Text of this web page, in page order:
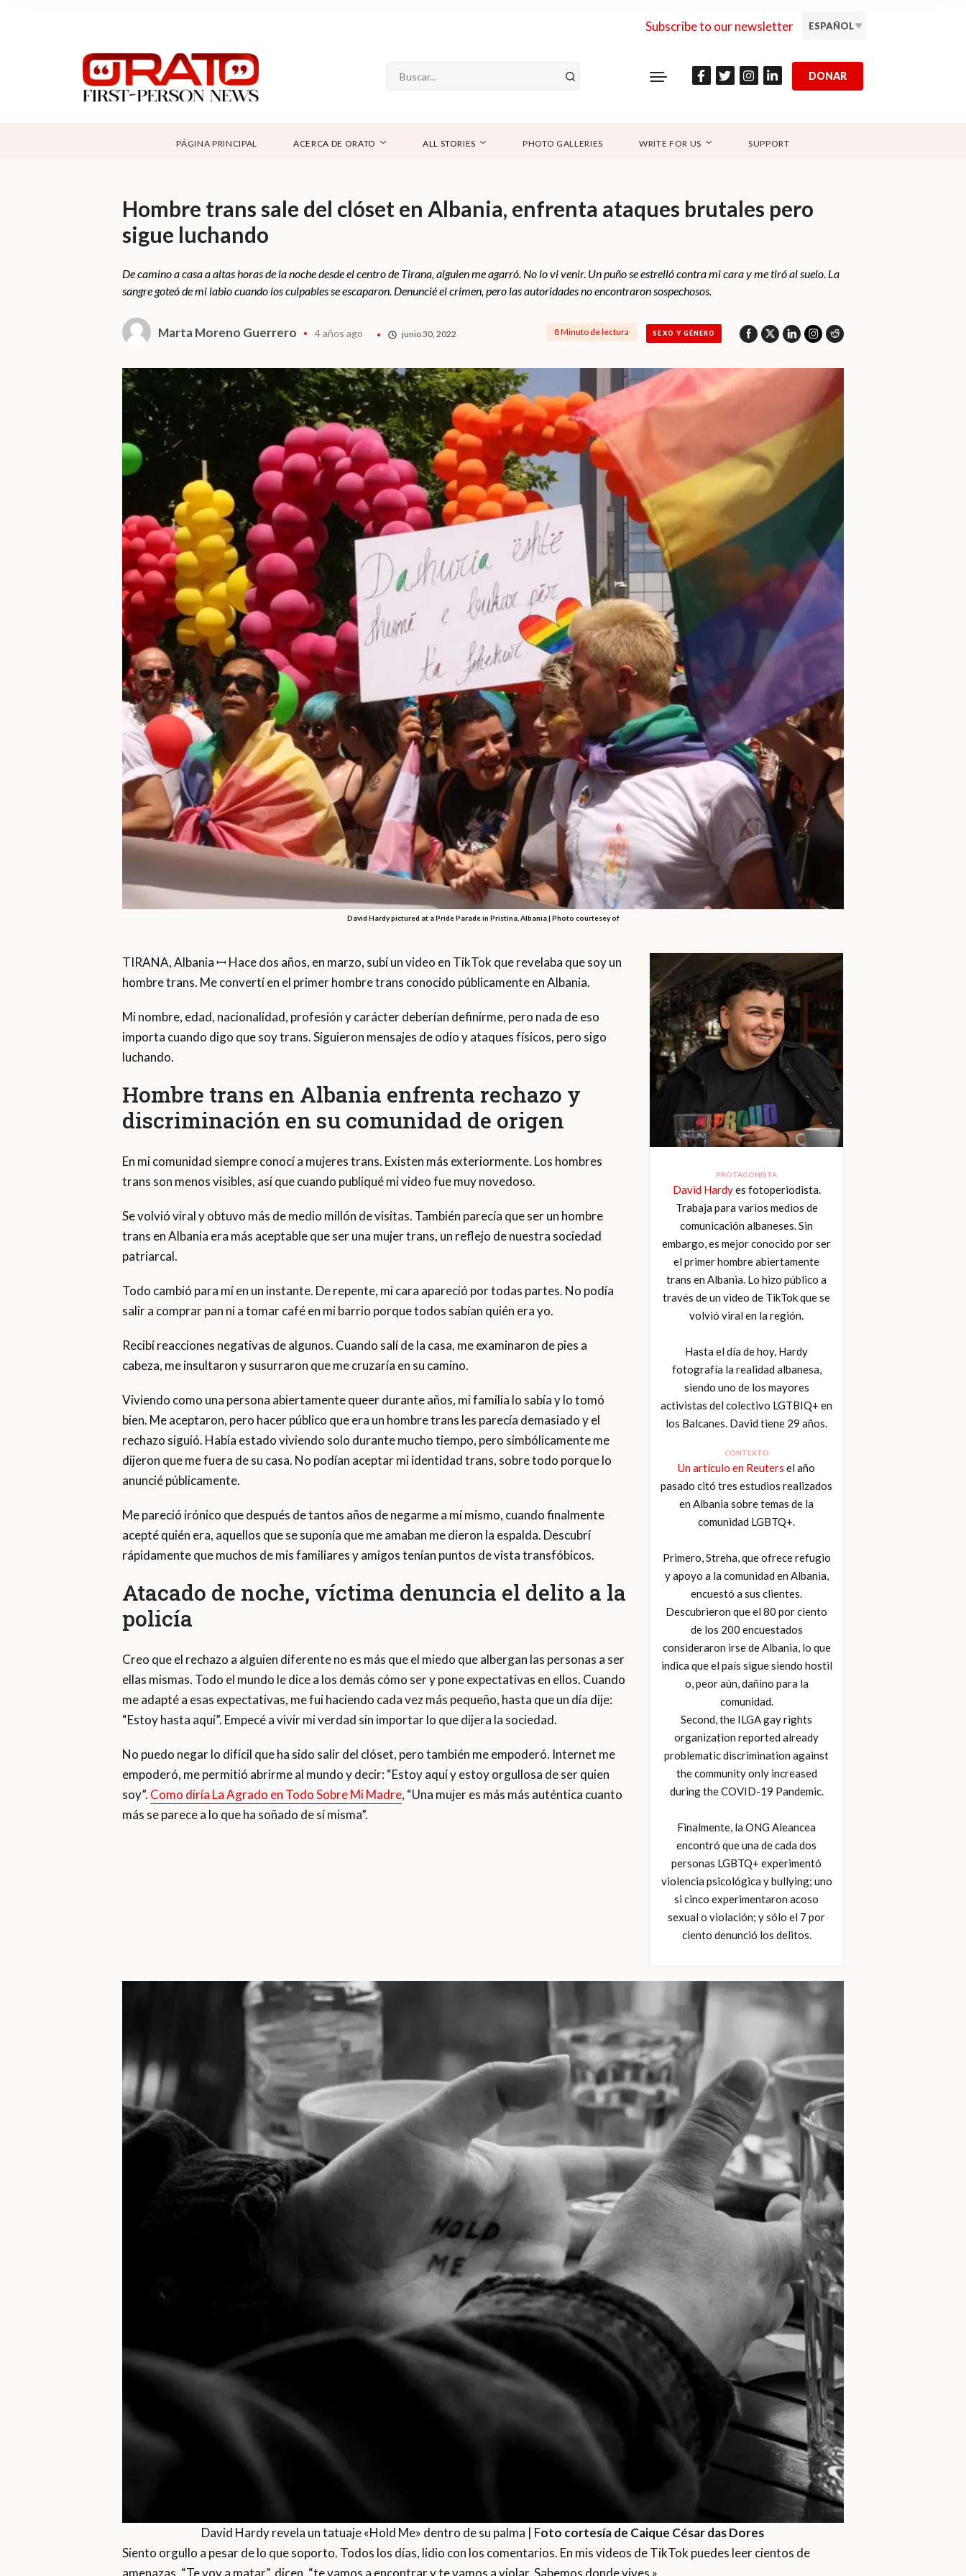
Subscribe to our newsletter ESPAÑOL
SUPPORT
CONTÁCTANOS
DONAR
PÁGINA PRINCIPAL ACERCA DE ORATO ALL STORIES PHOTO GALLERIES WRITE FOR US SUPPORT
Hombre trans sale del clóset en Albania, enfrenta ataques brutales pero
sigue luchando
De camino a casa a altas horas de la noche desde el centro de Tirana, alguien me agarró. No lo vi venir. Un puño se estrelló contra mi cara y me tiró al suelo. La
sangre goteó de mi labio cuando los culpables se escaparon. Denuncié el crimen, pero las autoridades no encontraron sospechosos.
Marta Moreno Guerrero 4 años ago junio 30, 2022 8 Minuto de lectura SEXO Y GÉNERO
David Hardy pictured at a Pride Parade in Pristina, Albania | Photo courtesey of
PROTAGONISTA
David Hardyes fotoperiodista.
Trabaja para varios medios de
comunicación albaneses. Sin
embargo, es mejor conocido por ser
el primer hombre abiertamente
trans en Albania. Lo hizo público a
través de un video de TikTok que se
volvió viral en la región.
Hasta el día de hoy, Hardy
fotografía la realidad albanesa,
siendo uno de los mayores
activistas del colectivo LGTBIQ+ en
los Balcanes. David tiene 29 años.
CONTEXTO
Un artículo en Reuters el año
pasado citó tres estudios realizados
en Albania sobre temas de la
comunidad LGBTQ+.
Primero, Streha, que ofrece refugio
y apoyo a la comunidad en Albania,
encuestó a sus clientes.
Descubrieron que el 80 por ciento
de los 200 encuestados
consideraron irse de Albania, lo que
indica que el país sigue siendo hostil
o, peor aún, dañino para la
comunidad.
Second, the ILGA gay rights
organization reported already
problematic discrimination against
the community only increased
during the COVID-19 Pandemic.
Finalmente, la ONG Aleancea
encontró que una de cada dos
personas LGBTQ+ experimentó
violencia psicológica y bullying; uno
si cinco experimentaron acoso
sexual o violación; y sólo el 7 por
ciento denunció los delitos.
TIRANA, Albania ꟷ Hace dos años, en marzo, subí un video en TikTok que revelaba que soy un
hombre trans. Me convertí en el primer hombre trans conocido públicamente en Albania.
Mi nombre, edad, nacionalidad, profesión y carácter deberían definirme, pero nada de eso
importa cuando digo que soy trans. Siguieron mensajes de odio y ataques físicos, pero sigo
luchando.
Hombre trans en Albania enfrenta rechazo y
discriminación en su comunidad de origen
En mi comunidad siempre conocí a mujeres trans. Existen más exteriormente. Los hombres
trans son menos visibles, así que cuando publiqué mi video fue muy novedoso.
Se volvió viral y obtuvo más de medio millón de visitas. También parecía que ser un hombre
trans en Albania era más aceptable que ser una mujer trans, un reflejo de nuestra sociedad
patriarcal.
Todo cambió para mí en un instante. De repente, mi cara apareció por todas partes. No podía
salir a comprar pan ni a tomar café en mi barrio porque todos sabían quién era yo.
Recibí reacciones negativas de algunos. Cuando salí de la casa, me examinaron de pies a
cabeza, me insultaron y susurraron que me cruzaría en su camino.
Viviendo como una persona abiertamente queer durante años, mi familia lo sabía y lo tomó
bien. Me aceptaron, pero hacer público que era un hombre trans les parecía demasiado y el
rechazo siguió. Había estado viviendo solo durante mucho tiempo, pero simbólicamente me
dijeron que me fuera de su casa. No podían aceptar mi identidad trans, sobre todo porque lo
anuncié públicamente.
Me pareció irónico que después de tantos años de negarme a mí mismo, cuando finalmente
acepté quién era, aquellos que se suponía que me amaban me dieron la espalda. Descubrí
rápidamente que muchos de mis familiares y amigos tenían puntos de vista transfóbicos.
Atacado de noche, víctima denuncia el delito a la
policía
Creo que el rechazo a alguien diferente no es más que el miedo que albergan las personas a ser
ellas mismas. Todo el mundo le dice a los demás cómo ser y pone expectativas en ellos. Cuando
me adapté a esas expectativas, me fui haciendo cada vez más pequeño, hasta que un día dije:
“Estoy hasta aquí”. Empecé a vivir mi verdad sin importar lo que dijera la sociedad.
No puedo negar lo difícil que ha sido salir del clóset, pero también me empoderó. Internet me
empoderó, me permitió abrirme al mundo y decir: “Estoy aquí y estoy orgullosa de ser quien
soy”. Como diría La Agrado en Todo Sobre Mi Madre, “Una mujer es más más auténtica cuanto
más se parece a lo que ha soñado de sí misma”.
David Hardy revela un tatuaje «Hold Me» dentro de su palma | Foto cortesía de Caique César das Dores
Siento orgullo a pesar de lo que soporto. Todos los días, lidio con los comentarios. En mis videos de TikTok puedes leer cientos de
amenazas. “Te voy a matar”, dicen, “te vamos a encontrar y te vamos a violar. Sabemos donde vives.»